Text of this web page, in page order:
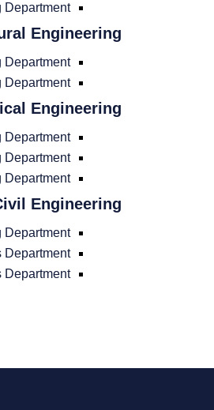
Department
Engineering
Department
Department
Engineering
Department
Department
Department
Engineering
Department
Department
Department